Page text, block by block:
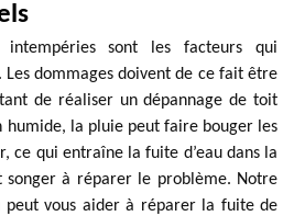
intempéries sont les facteurs qui
dommages doivent de ce fait être
de réaliser un dépannage de toit
humide, la pluie peut faire bouger les
ce qui entraîne la fuite d’eau dans la
songer à réparer le problème. Notre
peut vous aider à réparer la fuite de